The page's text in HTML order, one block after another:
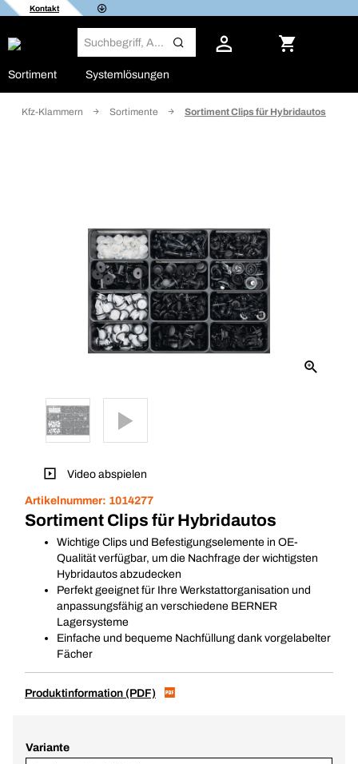
Kontakt
Sortiment Systemlösungen
Kfz-Klammern Sortimente Sortiment Clips für Hybridautos
Video abspielen
Artikelnummer: 1014277
Sortiment Clips für Hybridautos
Wichtige Clips und Befestigungselemente in OE-
Qualität verfügbar, um die Nachfrage der wichtigsten
Hybridautos abzudecken
Perfekt geeignet für Ihre Werkstattorganisation und
anpassungsfähig an verschiedene BERNER
Lagersysteme
Einfache und bequeme Nachfüllung dank vorgelabelter
Fächer
Produktinformation (PDF)
Variante